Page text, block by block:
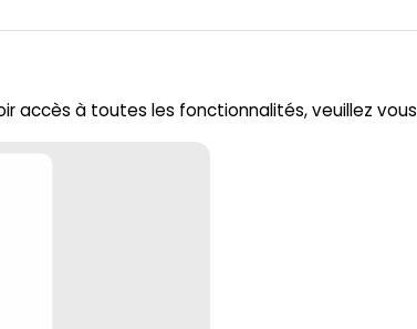
accès à toutes les fonctionnalités, veuillez vous